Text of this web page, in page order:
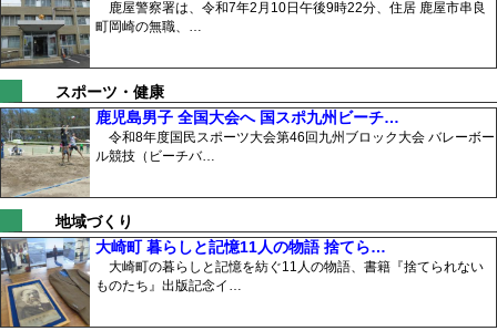
鹿屋警察署は、令和7年2月10日午後9時22分、住居 鹿屋市串良
町岡崎の無職、…
スポーツ・健康
鹿児島男子 全国大会へ 国スポ九州ビーチ…
令和8年度国民スポーツ大会第46回九州ブロック大会 バレーボー
ル競技（ビーチバ…
地域づくり
大崎町 暮らしと記憶11人の物語 捨てら…
大崎町の暮らしと記憶を紡ぐ11人の物語、書籍『捨てられない
ものたち』出版記念イ…